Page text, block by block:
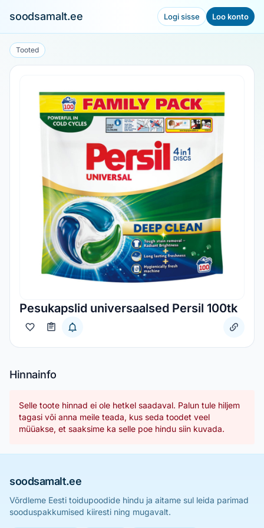
soodsamalt.ee Logi sisse Loo konto
Tooted
Pesukapslid universaalsed Persil 100tk
Hinnainfo
Selle toote hinnad ei ole hetkel saadaval. Palun tule hiljem
tagasi või anna meile teada, kus seda toodet veel
müüakse, et saaksime ka selle poe hindu siin kuvada.
soodsamalt.ee
Võrdleme Eesti toidupoodide hindu ja aitame sul leida parimad
sooduspakkumised kiiresti ning mugavalt.